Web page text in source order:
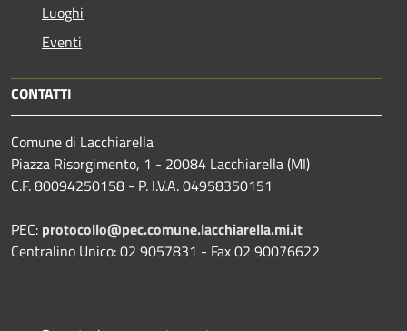
Luoghi
Eventi
CONTATTI
Comune di Lacchiarella
Piazza Risorgimento, 1 - 20084 Lacchiarella (MI)
C.F. 80094250158 - P. I.V.A. 04958350151
PEC: protocollo@pec.comune.lacchiarella.mi.it
Centralino Unico: 02 9057831 - Fax 02 90076622